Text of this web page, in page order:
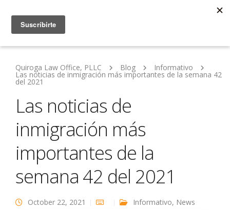
Quiroga Law Office, PLLC Blog Informativo
Las noticias de inmigración más importantes de la semana 42
del 2021
Las noticias de
inmigración más
importantes de la
semana 42 del 2021
October 22, 2021 Informativo, News